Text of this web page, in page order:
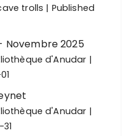
trolls
Published
Novembre 2025
d'Anudar
d'Anudar